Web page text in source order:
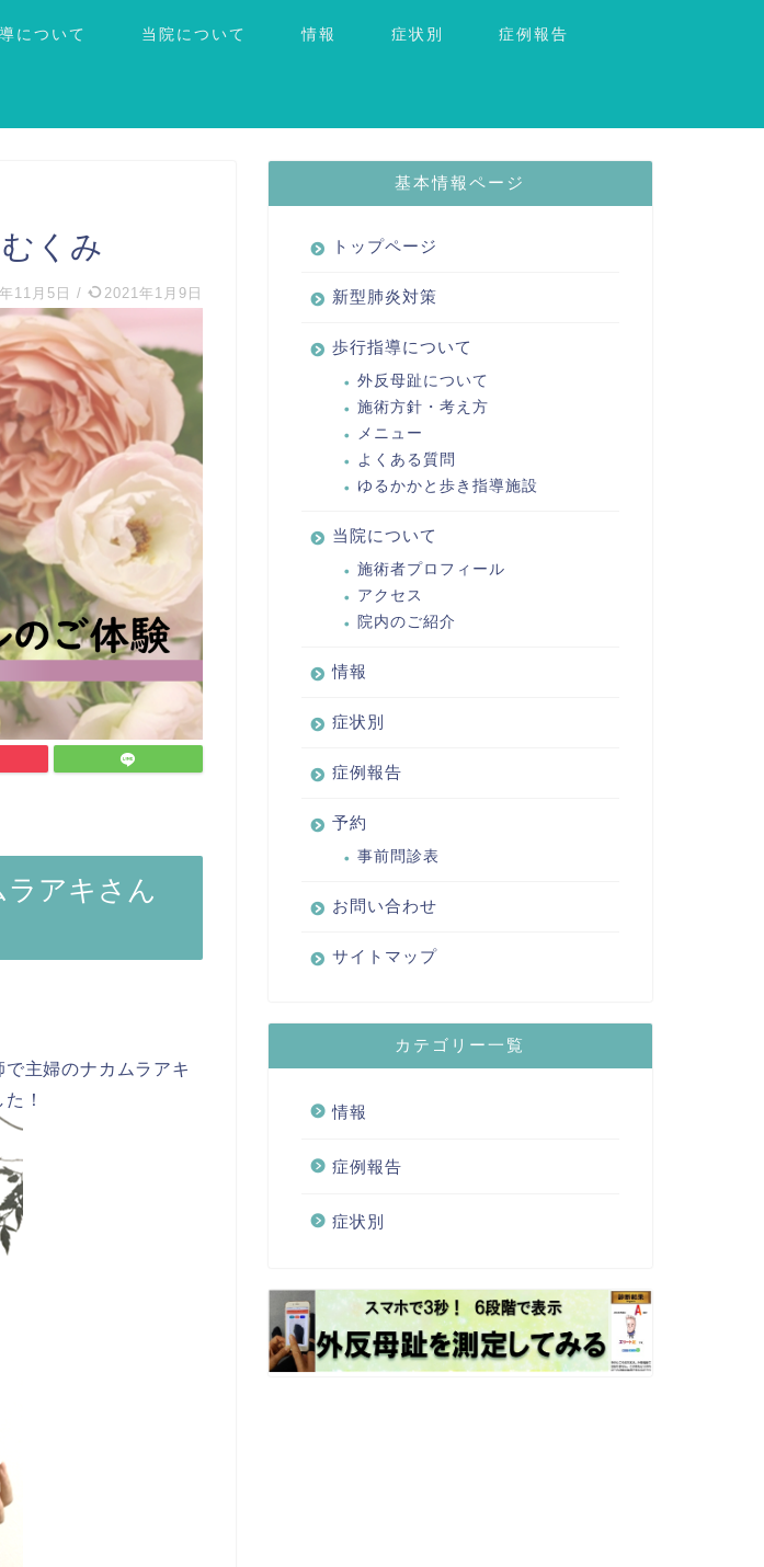
について 当院について 情報 症状別 症例報告
くみ
11月5日 / 2021年1月9日
アキさん
主婦のナカムラアキ
！
基本情報ページ
トップページ
新型肺炎対策
歩行指導について
外反母趾について
施術方針・考え方
メニュー
よくある質問
ゆるかかと歩き指導施設
当院について
施術者プロフィール
アクセス
院内のご紹介
情報
症状別
症例報告
予約
事前問診表
お問い合わせ
サイトマップ
カテゴリー一覧
情報
症例報告
症状別